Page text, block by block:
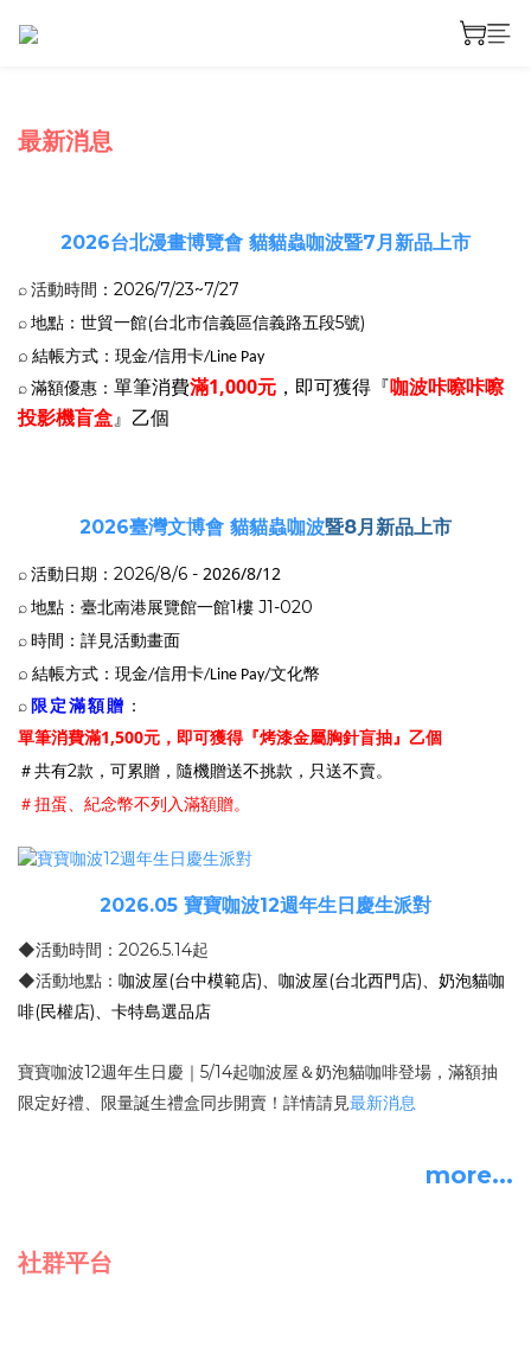
next
最新消息
2026台北漫畫博覽會 貓貓蟲咖波暨7月新品上市
⌕活動時間 ：2026/7/23~7/27
⌕地點：世貿一館(台北市信義區信義路五段5號)
⌕ 結帳方式：現金/信用卡/Line Pay
⌕滿額優惠： 單筆消費滿1,000元 ，即可獲得『咖波咔嚓咔嚓
投影機盲盒』乙個
2026臺灣文博會 貓貓蟲咖波暨8月新品上市
⌕活動日期：2026/8/6 - 2026/8/12
⌕地點：臺北南港展覽館一館1樓 J1-020
⌕時間 ：詳見活動畫面
⌕ 結帳方式：現金/信用卡/Line Pay/文化幣
⌕限定滿額贈 ：
單筆消費滿1,500元，即可獲得『烤漆金屬胸針盲抽』乙個
＃共有2款，可累贈， 隨機贈送不挑款 ，只送不賣。
＃扭蛋、紀念幣不列入滿額贈。
2026.05 寶寶咖波12週年生日慶生派對
◆活動時間：2026.5.14起
◆活動地點： 咖波屋(台中模範店)、咖波屋(台北西門店)、奶泡貓咖
啡(民權店)、卡特島選品店
寶寶咖波12週年生日慶｜5/14起咖波屋＆奶泡貓咖啡登場，滿額抽
限定好禮、限量誕生禮盒同步開賣！詳情請見最新消息
more...
社群平台